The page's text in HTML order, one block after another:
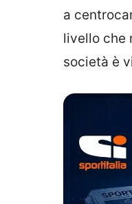
a
livello che
società è